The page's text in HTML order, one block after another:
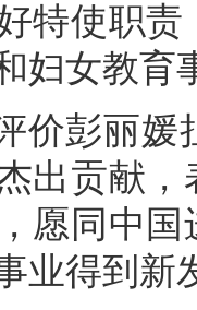
特使职
妇女教育
价彭丽
出贡献
愿同中
业得到新